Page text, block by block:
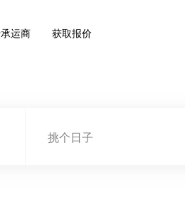
运商 获取报价
挑个日子